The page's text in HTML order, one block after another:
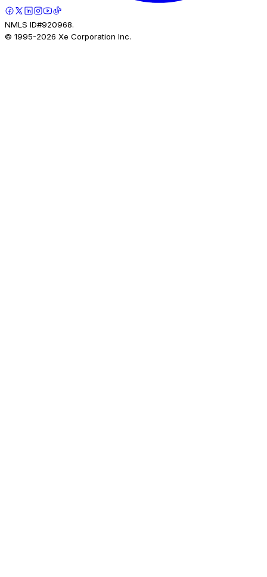
NMLS ID#920968.
© 1995-2026 Xe Corporation Inc.